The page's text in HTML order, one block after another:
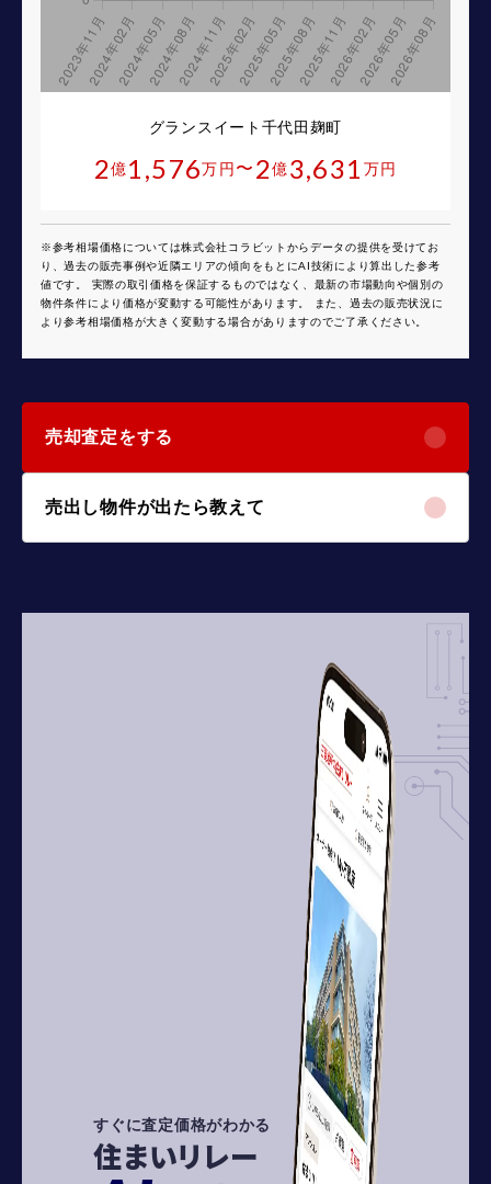
グランスイート千代田麹町
2億1,576万円 〜 2億3,631 万円
※参考相場価格については株式会社コラビットからデータの提供を受けてお
り、過去の販売事例や近隣エリアの傾向をもとにAI技術により算出した参考
値です。 実際の取引価格を保証するものではなく、最新の市場動向や個別の
物件条件により価格が変動する可能性があります。 また、過去の販売状況に
より参考相場価格が大きく変動する場合がありますのでご了承ください。
売却査定をする
売出し物件が出たら教えて
すぐに査定価格がわかる
住まいリレー